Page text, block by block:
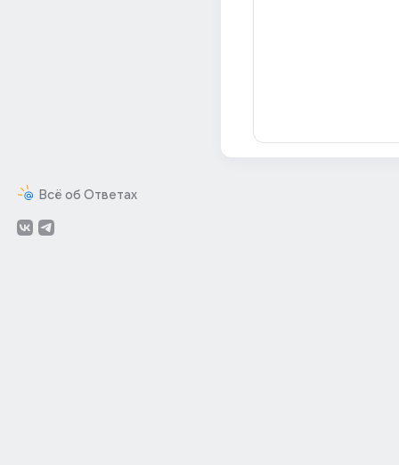
Всё об Ответах